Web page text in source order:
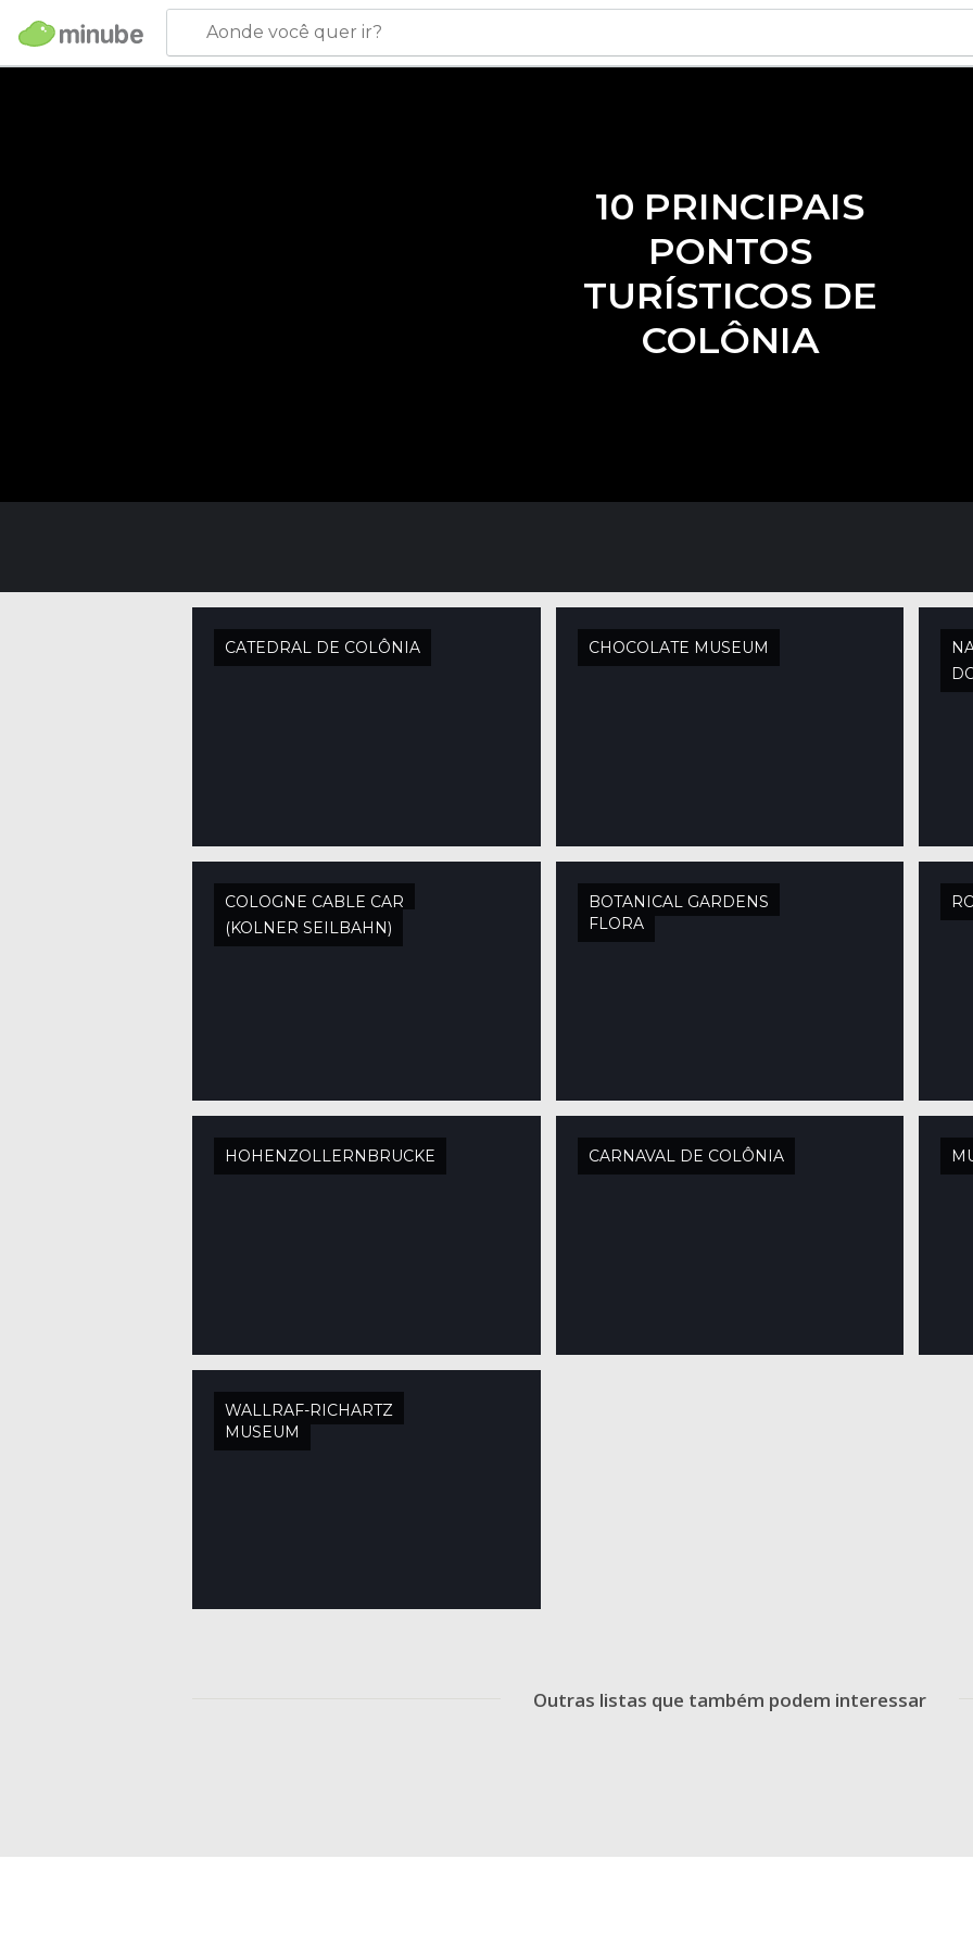
Aonde você quer ir?
10 PRINCIPAIS
PONTOS
TURÍSTICOS DE
COLÔNIA
CATEDRAL DE COLÔNIA CHOCOLATE MUSEUM
COLOGNE CABLE CAR
(KOLNER SEILBAHN)
BOTANICAL GARDENS
FLORA
HOHENZOLLERNBRUCKE CARNAVAL DE COLÔNIA
WALLRAF-RICHARTZ
MUSEUM
Outras listas que também podem interessar